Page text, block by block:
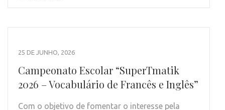
25 DE JUNHO, 2026
Campeonato Escolar “SuperTmatik
2026 – Vocabulário de Francês e Inglês”
Com o objetivo de fomentar o interesse pela